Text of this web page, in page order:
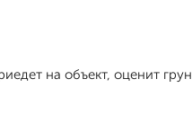
на объект, оценит